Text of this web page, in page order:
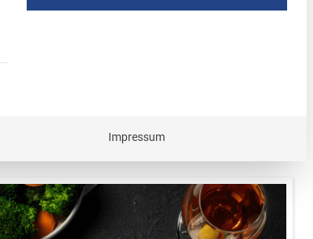
haben wir hier die besten Knödelrezepte
und kann nicht abgewählt werden.
Impressum